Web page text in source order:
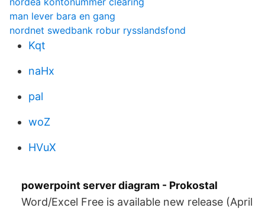
man lever bara en gang
nordnet swedbank robur rysslandsfond
Kqt
naHx
pal
woZ
HVuX
powerpoint server diagram - Prokostal
Word/Excel Free is available new release (April